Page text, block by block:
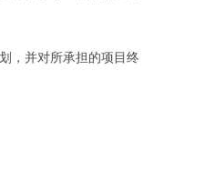
，并对所承担的项目终